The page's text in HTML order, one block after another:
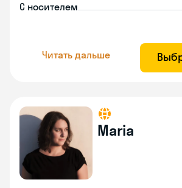
С носителем
Читать дальше
Maria